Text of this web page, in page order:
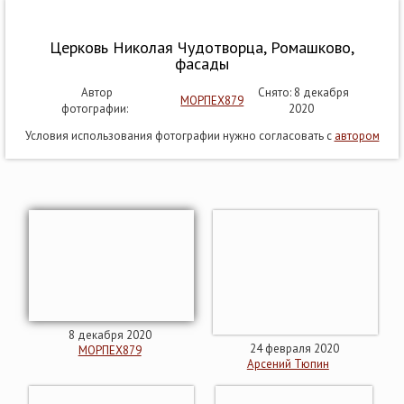
Церковь Николая Чудотворца, Ромашково,
фасады
Автор
фотографии:
МОРПЕХ879
Снято: 8 декабря
2020
Условия использования фотографии нужно согласовать с автором
8 декабря 2020
МОРПЕХ879
24 февраля 2020
Арсений Тюпин